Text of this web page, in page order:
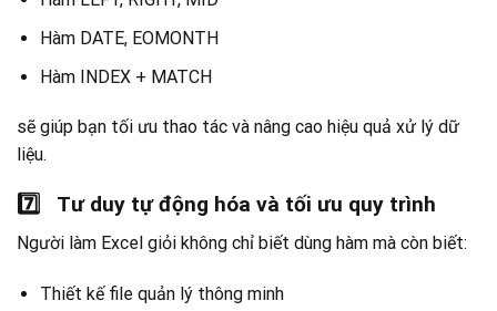
Hàm DATE, EOMONTH
Hàm INDEX + MATCH
sẽ giúp bạn tối ưu thao tác và nâng cao hiệu quả xử lý dữ
liệu.
7️ Tư duy tự động hóa và tối ưu quy trình
Người làm Excel giỏi không chỉ biết dùng hàm mà còn biết:
Thiết kế file quản lý thông minh